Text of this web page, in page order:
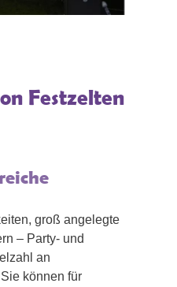
Festzelten
groß angelegte
– Party- und
an
können für